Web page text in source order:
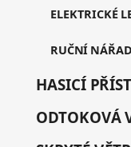
ELEKTRICKÉ
RUČNÍ
HASICÍ
ODTOKOVÁ